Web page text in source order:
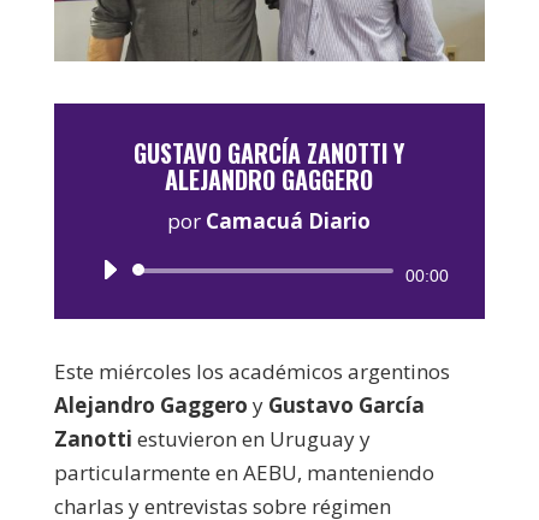
GUSTAVO GARCÍA ZANOTTI Y
ALEJANDRO GAGGERO
por Camacuá Diario
Reproductor
00:00
Este miércoles los académicos argentinos
Alejandro Gaggero y Gustavo García
Zanotti estuvieron en Uruguay y
particularmente en AEBU, manteniendo
charlas y entrevistas sobre régimen